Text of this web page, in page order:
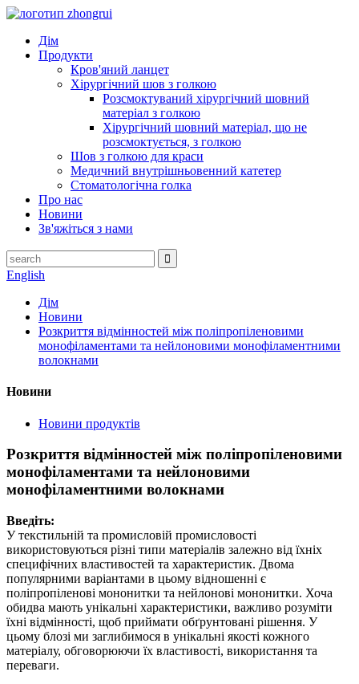
Дім
Продукти
Кров'яний ланцет
Хірургічний шов з голкою
Розсмоктуваний хірургічний шовний
матеріал з голкою
Хірургічний шовний матеріал, що не
розсмоктується, з голкою
Шов з голкою для краси
Медичний внутрішньовенний катетер
Стоматологічна голка
Про нас
Новини
Зв'яжіться з нами
English
Дім
Новини
Розкриття відмінностей між поліпропіленовими
монофіламентами та нейлоновими монофіламентними
волокнами
Новини
Новини продуктів
Розкриття відмінностей між поліпропіленовими
монофіламентами та нейлоновими
монофіламентними волокнами
Введіть:
У текстильній та промисловій промисловості
використовуються різні типи матеріалів залежно від їхніх
специфічних властивостей та характеристик. Двома
популярними варіантами в цьому відношенні є
поліпропіленові мононитки та нейлонові мононитки. Хоча
обидва мають унікальні характеристики, важливо розуміти
їхні відмінності, щоб приймати обґрунтовані рішення. У
цьому блозі ми заглибимося в унікальні якості кожного
матеріалу, обговорюючи їх властивості, використання та
переваги.